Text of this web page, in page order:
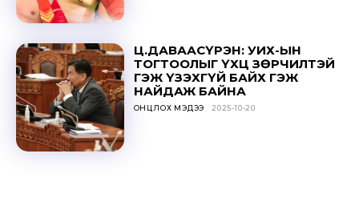
Ц.ДАВААСҮРЭН: УИХ-ЫН
ТОГТООЛЫГ ҮХЦ ЗӨРЧИЛТЭЙ
ГЭЖ ҮЗЭХГҮЙ БАЙХ ГЭЖ
НАЙДАЖ БАЙНА
ОНЦЛОХ МЭДЭЭ 2025-10-20